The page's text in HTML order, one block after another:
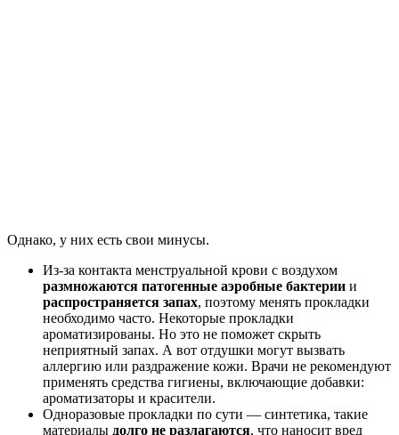
Однако, у них есть свои минусы.
Из-за контакта менструальной крови с воздухом
размножаются патогенные аэробные бактерии и
распространяется запах, поэтому менять прокладки
необходимо часто. Некоторые прокладки
ароматизированы. Но это не поможет скрыть
неприятный запах. А вот отдушки могут вызвать
аллергию или раздражение кожи. Врачи не рекомендуют
применять средства гигиены, включающие добавки:
ароматизаторы и красители.
Одноразовые прокладки по сути — синтетика, такие
материалы долго не разлагаются, что наносит вред